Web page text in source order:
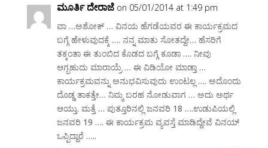
ಮೂರ್ತಿ ದೇರಾಜೆ on 05/01/2014 at 1:49 pm
ವಾ …ಅಶೋಕ್ … ವಿನಯ ಹೆಗಡೆಯವರ ಈ ಕಾರ್ಯಕ್ರಮದ
ಬಗ್ಗೆ ಹೇಳುವುದಕ್ಕೆ …. ನನ್ನ ಮಾತು ಸೋತದ್ದೇ… ಹೆಸರಿಗೆ
ತಕ್ಕಂತಾ ಈ ತುಂಬಿದ ಕೊಡದ ಬಗ್ಗೆ ಕೂಡಾ …. ನೀವು
ಆಗ್ಬಹುದು ಮಾರಾಯ್ರೆ … ಈ ವಿಡಿಯೋ ಮಾಡ್ತಾ …
ಕಾರ್ಯಕ್ರಮವನ್ನು ಅನುಭವಿಸುವುದು ಉಂಟಲ್ಲ …. ಅದೊಂದು
ದೊಡ್ಡ ತಾಕತ್ತೇ… ನಿಮ್ಮ ಬರಹ ನೋಡುವಾಗ … ಅದು ಅರ್ಥ
ಆಯ್ತು. ಮತ್ತೆ … ಪುತ್ತೂರಿನಲ್ಲಿ ಜನವರಿ 18 ….ಉಡುಪಿಯಲ್ಲಿ
ಜನವರಿ 19 …. ಈ ಕಾರ್ಯಕ್ರಮ ವ್ಯವಸ್ತೆ ಮಾಡಿದ್ದೇವೆ ವಿನಯ್
ಒಪ್ಪಿದ್ದಾರೆ …..